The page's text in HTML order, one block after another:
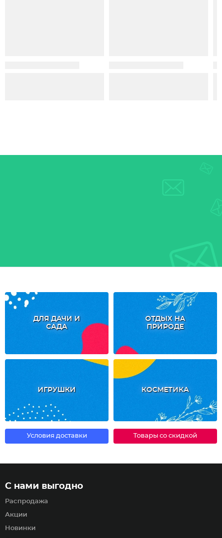
ДЛЯ ДАЧИ И
САДА
ОТДЫХ НА
ПРИРОДЕ
ИГРУШКИ КОСМЕТИКА
Условия доставки Товары со скидкой
С нами выгодно
Распродажа
Акции
Новинки